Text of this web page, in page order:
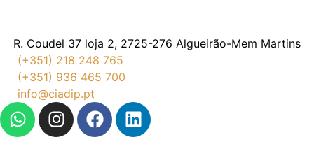
R. Coudel 37 loja 2, 2725-276 Algueirão-Mem Martins
(+351) 218 248 765
(+351) 936 465 700
info@ciadip.pt